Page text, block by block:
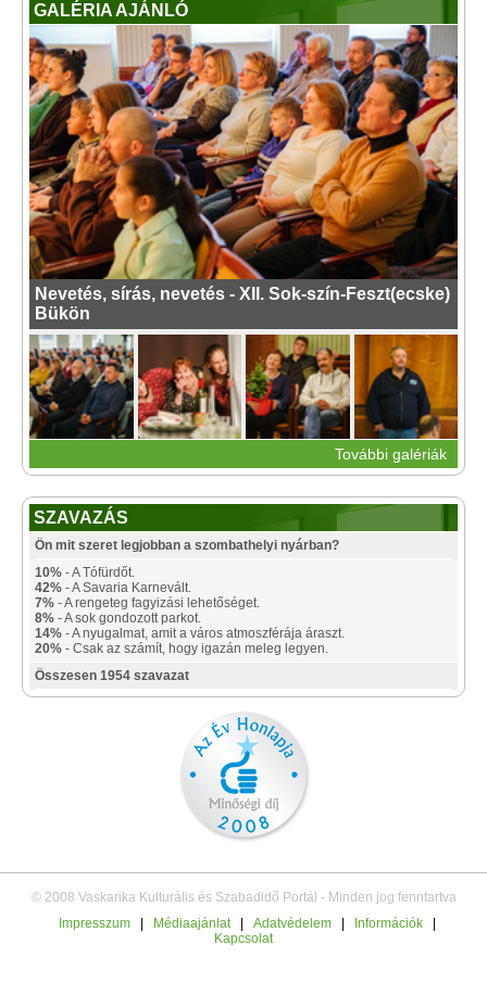
GALÉRIA AJÁNLÓ
Nevetés, sírás, nevetés - XII. Sok-szín-Feszt(ecske)
Bükön
További galériák
SZAVAZÁS
Ön mit szeret legjobban a szombathelyi nyárban?
10% - A Tófürdőt.
42% - A Savaria Karnevált.
7% - A rengeteg fagyizási lehetőséget.
8% - A sok gondozott parkot.
14% - A nyugalmat, amit a város atmoszférája áraszt.
20% - Csak az számít, hogy igazán meleg legyen.
Összesen 1954 szavazat
© 2008 Vaskarika Kulturális és Szabadidő Portál - Minden jog fenntartva
Impresszum
Médiaajánlat Adatvédelem Információk
Kapcsolat